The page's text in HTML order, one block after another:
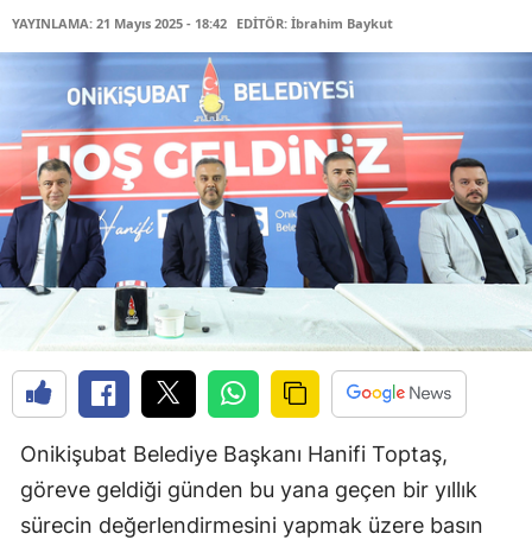
YAYINLAMA: 21 Mayıs 2025 - 18:42 EDİTÖR: İbrahim Baykut
Onikişubat Belediye Başkanı Hanifi Toptaş,
göreve geldiği günden bu yana geçen bir yıllık
sürecin değerlendirmesini yapmak üzere basın